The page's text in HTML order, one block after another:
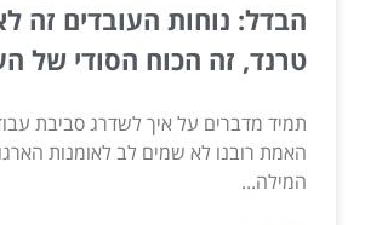
הבדל: נוחות העובדים זה
טרנד, זה הכוח הסודי של
תמיד מדברים על איך לשדרג סביבת
האמת רובנו לא שמים לב לאומנות
המילה...